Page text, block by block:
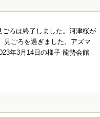
ろは終了しました。河津桜が
見ごろを過ぎました。アズマ
年3月14日の様子 龍勢会館